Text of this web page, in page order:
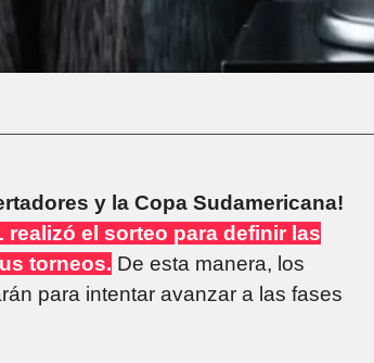
y la Copa Sudamericana!
realizó el sorteo para definir las
torneos. De esta manera, los
para intentar avanzar a las fases